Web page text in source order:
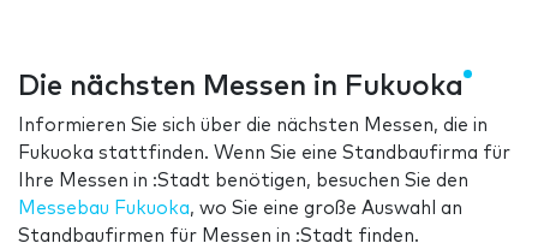
Die nächsten Messen in Fukuoka
Informieren Sie sich über die nächsten Messen, die in
Fukuoka stattfinden. Wenn Sie eine Standbaufirma für
Ihre Messen in :Stadt benötigen, besuchen Sie den
Messebau Fukuoka, wo Sie eine große Auswahl an
Standbaufirmen für Messen in :Stadt finden.